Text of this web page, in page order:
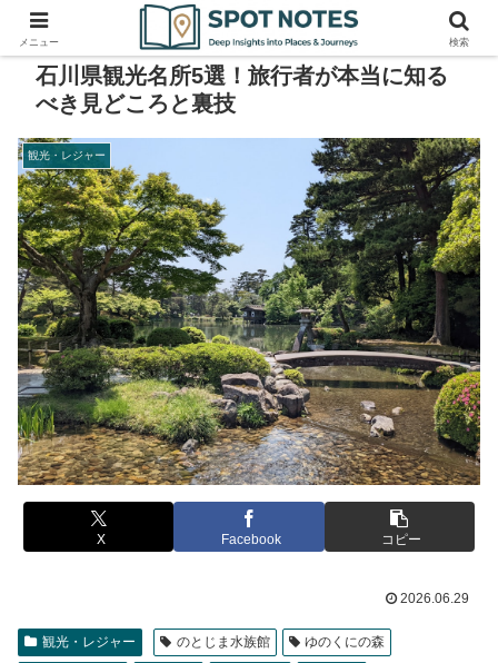
石川県観光名所5選！旅行者が本当に知る
べき見どころと裏技
観光・レジャー
X Facebook コピー
2026.06.29
観光・レジャー のとじま水族館 ゆのくにの森
メニュー 検索